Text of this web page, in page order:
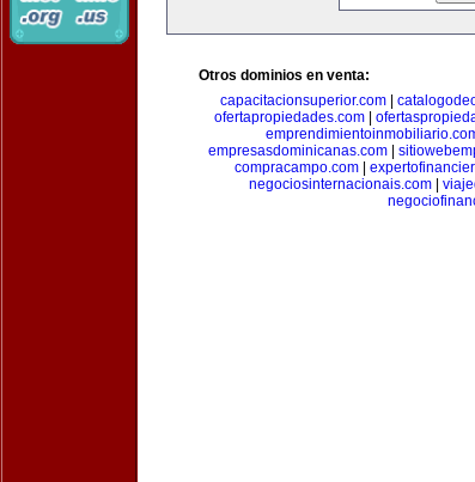
Otros dominios en venta:
capacitacionsuperior.com
ofertapropiedades.com
empresasdominicanas.com|
compracampo.com|
negociosinternacionais.com